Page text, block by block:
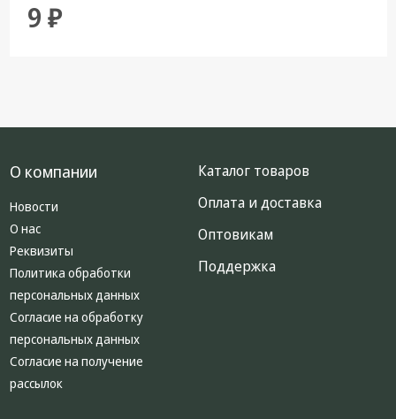
9 ₽
О компании
Новости
О нас
Реквизиты
Политика обработки
персональных данных
Согласие на обработку
персональных данных
Согласие на получение
рассылок
Каталог товаров
Оплата и доставка
Оптовикам
Поддержка